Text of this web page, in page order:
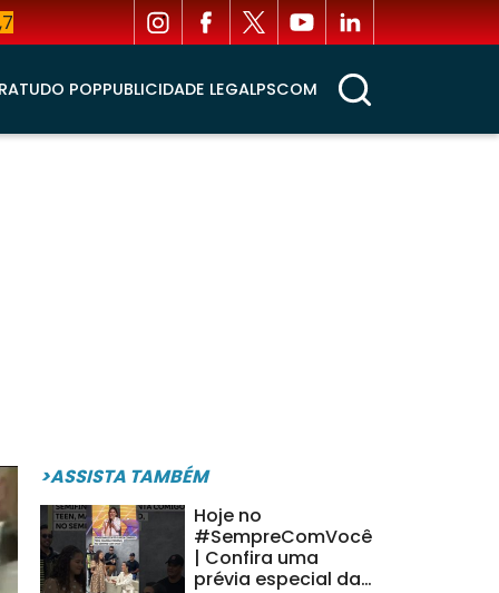
TUDO POPPUBLICIDADE LEGALPSCOM
>ASSISTA TAMBÉM
Hoje no
#SempreComVocê
| Confira uma
prévia especial da